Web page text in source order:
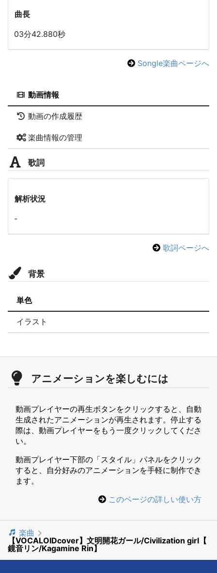
曲長
03分42.880秒
Songle楽曲ページへ
動画情報
動画の作成履歴
楽曲情報の管理
歌詞
解析状況
-
歌詞ページへ
背景
単色
イラスト
アニメーションを楽しむには
動画プレイヤーの再生ボタンをクリックすると、自動
生成されたアニメーションが再生されます。停止する
際は、動画プレイヤーをもう一度クリックしてくださ
い。
動画プレイヤー下部の「スタイル」パネルをクリック
すると、自分好みのアニメーションを手軽に制作でき
ます。
このページの詳しい使い方
楽曲
【VOCALOIDcover】文明開花ガール/Civilization girl【
鏡音リン/Kagamine Rin】